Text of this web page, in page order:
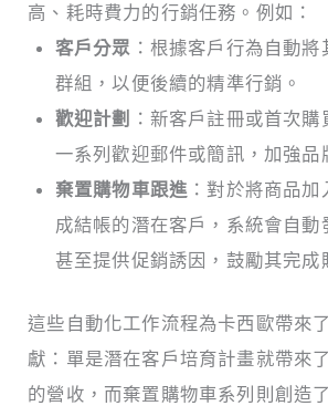
高、耗時費力的行銷任務。例如：
客戶分眾 ：根據客戶行為自動
群組，以便後續的精準行銷。
歡迎計劃 ：新客戶註冊或首次
一系列歡迎郵件或簡訊，加強品
棄置購物車跟進 ：對於將商品
成結帳的潛在客戶，系統會自動
甚至提供促銷誘因，鼓勵其完成
這些自動化工作流程為卡西歐帶來
獻：單是潛在客戶培育計畫就帶來
的營收，而棄置購物車系列則創造